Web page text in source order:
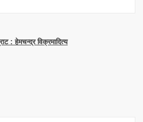
:हेमचन्द्र विक्रमादित्य